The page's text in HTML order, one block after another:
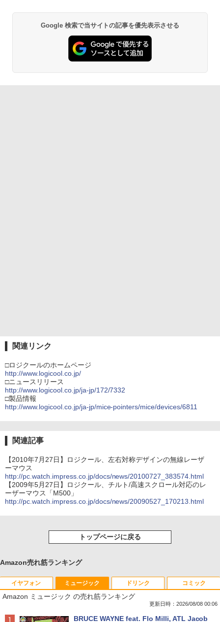
Google 検索で当サイトの記事を優先表示させる
関連リンク
□ロジクールのホームページ
http://www.logicool.co.jp/
□ニュースリリース
http://www.logicool.co.jp/ja-jp/172/7332
□製品情報
http://www.logicool.co.jp/ja-jp/mice-pointers/mice/devices/6811
関連記事
【2010年7月27日】ロジクール、左右対称デザインの無線レーザ
ーマウス
http://pc.watch.impress.co.jp/docs/news/20100727_383574.html
【2009年5月27日】ロジクール、チルト/高速スクロール対応のレ
ーザーマウス「M500」
http://pc.watch.impress.co.jp/docs/news/20090527_170213.html
トップページに戻る
Amazon売れ筋ランキング
イヤフォン
Anker Soundcore P40i オフホワイト
ミュージック
Amazon ミュージック の売れ筋ランキング
更新日時：2026/08/08 00:06
BRUCE WAYNE feat. Flo Milli, ATL Jacob
ドリンク コミック